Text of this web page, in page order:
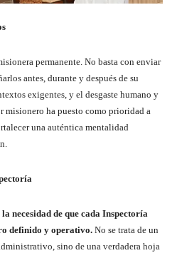
permanente. No basta con enviar
antes, durante y después de su
exigentes, y el desgaste humano y
misionero ha puesto como prioridad a
una auténtica mentalidad
necesidad de que cada Inspectoría
definido y operativo. No se trata de un
sino de una verdadera hoja